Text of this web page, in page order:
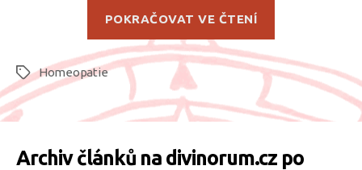
POKRAČOVAT VE ČTENÍ
a
možnosti
léčby“
ŠtítkyHomeopatie
Archiv článků na divinorum.cz po